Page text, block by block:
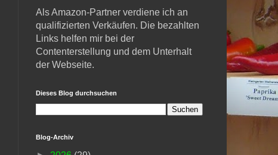
Als Amazon-Partner verdiene ich an
qualifizierten Verkäufen. Die bezahlten
Links helfen mir bei der
Contenterstellung und dem Unterhalt
der Webseite.
Dieses Blog durchsuchen
Blog-Archiv